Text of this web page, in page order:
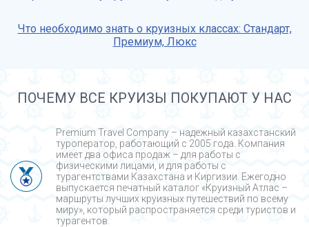
Что необходимо знать о круизных классах: Стандарт,
Премиум, Люкс
ПОЧЕМУ ВСЕ КРУИЗЫ ПОКУПАЮТ У НАС
Premium Travel Company – надежный казахстанский
туроператор, работающий с 2005 года. Компания
имеет два офиса продаж – для работы с
физическими лицами, и для работы с
турагентствами Казахстана и Киргизии. Ежегодно
выпускается печатный каталог «Круизный Атлас –
маршруты лучших круизных путешествий по всему
миру», который распространяется среди туристов и
турагентов.